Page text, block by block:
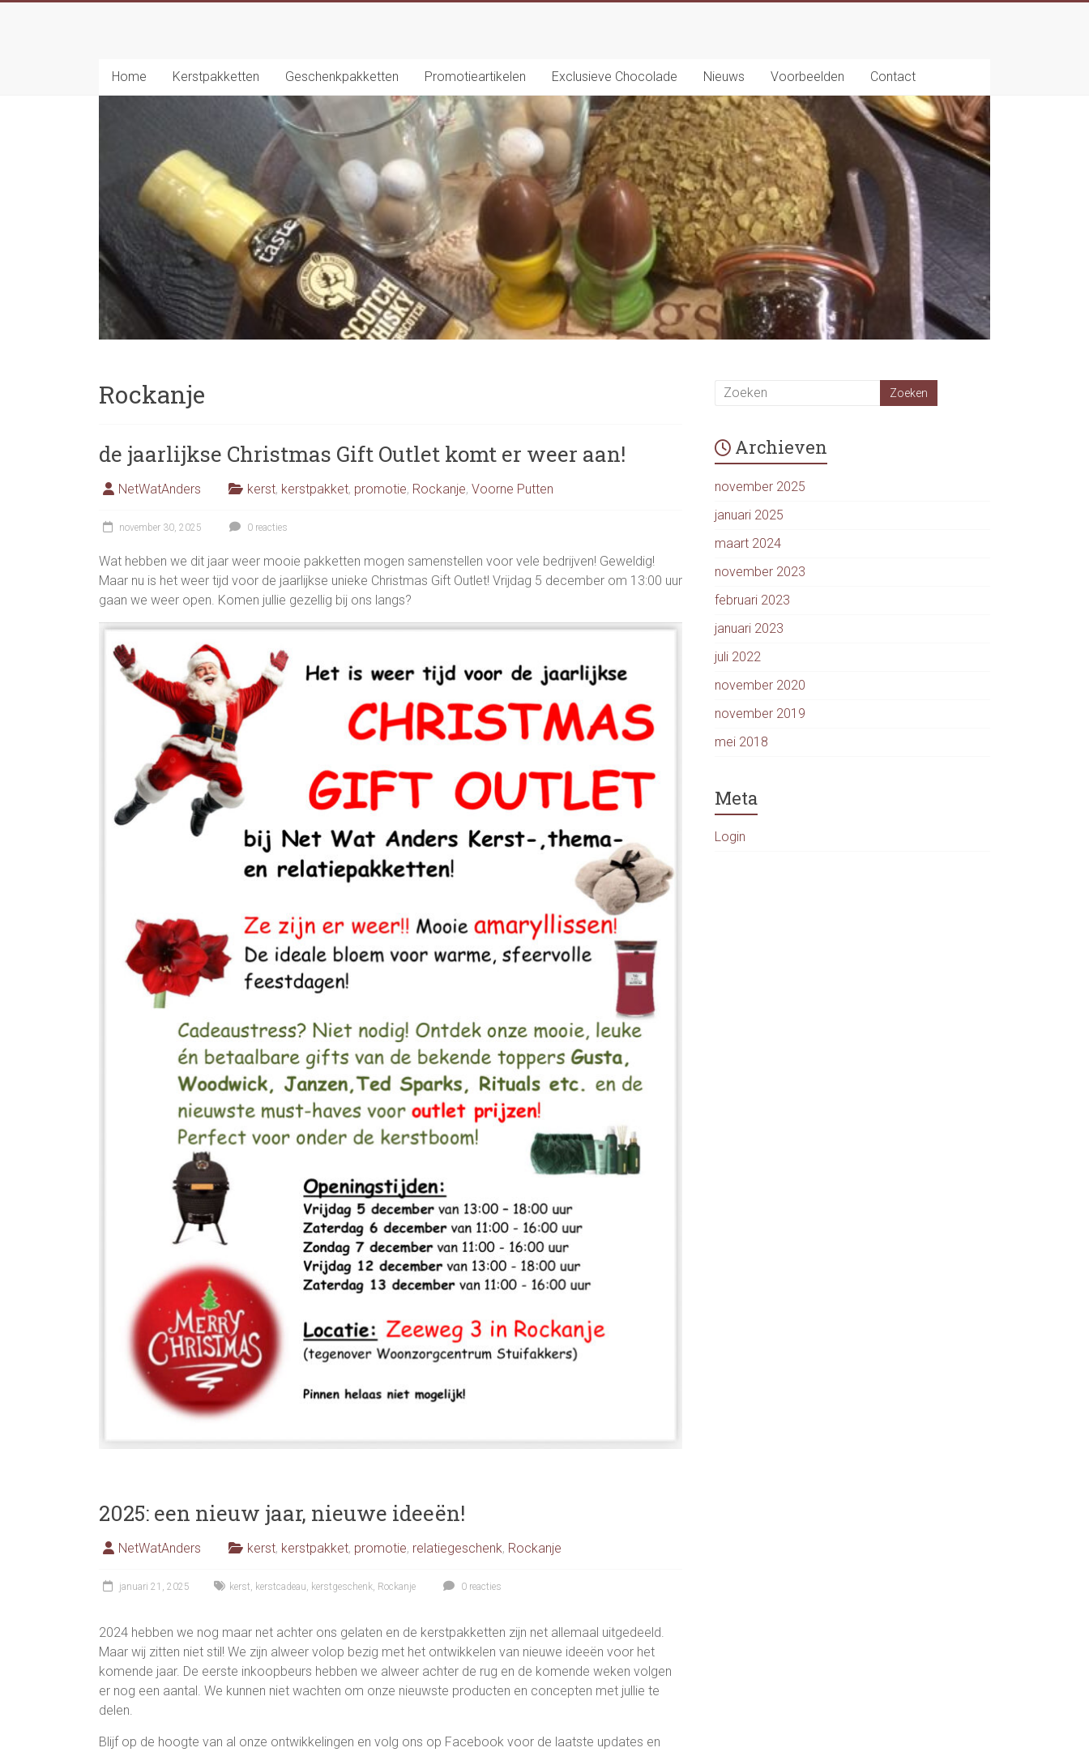
Home Kerstpakketten Geschenkpakketten Promotieartikelen Exclusieve Chocolade Nieuws Voorbeelden Contact
Rockanje
de jaarlijkse Christmas Gift Outlet komt er weer aan!
NetWatAnders kerst, kerstpakket, promotie, Rockanje, Voorne Putten
november 30, 2025 0 reacties
Wat hebben we dit jaar weer mooie pakketten mogen samenstellen voor vele bedrijven! Geweldig!
Maar nu is het weer tijd voor de jaarlijkse unieke Christmas Gift Outlet! Vrijdag 5 december om 13:00 uur
gaan we weer open. Komen jullie gezellig bij ons langs?
2025: een nieuw jaar, nieuwe ideeën!
NetWatAnders kerst, kerstpakket, promotie, relatiegeschenk, Rockanje
januari 21, 2025 kerst kerstcadeau kerstgeschenk Rockanje 0 reacties
2024 hebben we nog maar net achter ons gelaten en de kerstpakketten zijn net allemaal uitgedeeld.
Maar wij zitten niet stil! We zijn alweer volop bezig met het ontwikkelen van nieuwe ideeën voor het
komende jaar. De eerste inkoopbeurs hebben we alweer achter de rug en de komende weken volgen
er nog een aantal. We kunnen niet wachten om onze nieuwste producten en concepten met jullie te
delen.
Blijf op de hoogte van al onze ontwikkelingen en volg ons op Facebook voor de laatste updates en
Archieven
november 2025
januari 2025
maart 2024
november 2023
februari 2023
januari 2023
juli 2022
november 2020
november 2019
mei 2018
Meta
Login